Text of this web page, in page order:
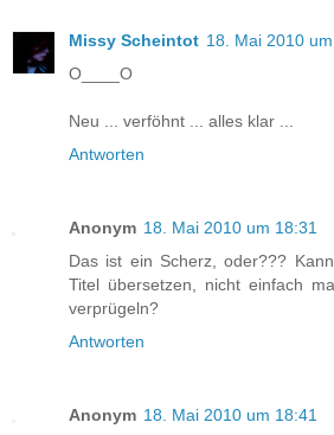
Missy Scheintot 18. Mai 2010
O____O
Neu ... verföhnt ... alles klar ...
Antworten
Anonym 18. Mai 2010 um 18:31
Das ist ein Scherz, oder???
Titel übersetzen, nicht einfach
verprügeln?
Antworten
Anonym 18. Mai 2010 um 18:41